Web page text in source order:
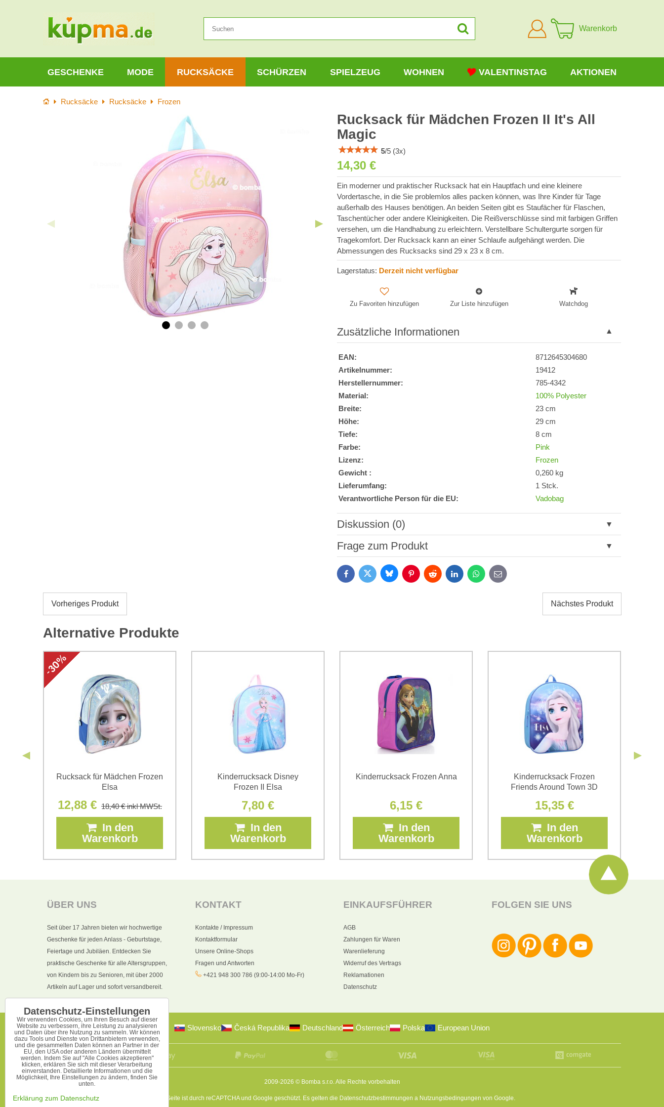
Anmelden
Warenkorb
GESCHENKE MODE RUCKSÄCKE SCHÜRZEN SPIELZEUG WOHNEN VALENTINSTAG AKTIONEN
StartseiteRucksäcke Rucksäcke Frozen
Rucksack für Mädchen Frozen II It's All
Magic
5/5 (3x)
14,30 €
Ein moderner und praktischer Rucksack hat ein Hauptfach und eine kleinere
Vordertasche, in die Sie problemlos alles packen können, was Ihre Kinder für Tage
außerhalb des Hauses benötigen. An beiden Seiten gibt es Staufächer für Flaschen,
Taschentücher oder andere Kleinigkeiten. Die Reißverschlüsse sind mit farbigen Griffen
versehen, um die Handhabung zu erleichtern. Verstellbare Schultergurte sorgen für
Tragekomfort. Der Rucksack kann an einer Schlaufe aufgehängt werden. Die
Abmessungen des Rucksacks sind 29 x 23 x 8 cm.
Lagerstatus: Derzeit nicht verfügbar
Zu Favoriten hinzufügen Zur Liste hinzufügen Watchdog
Zusätzliche Informationen
EAN:
8712645304680
Artikelnummer:
19412
Herstellernummer:
785-4342
Material:
100% Polyester
Breite:
23 cm
Höhe:
29 cm
Tiefe:
8 cm
Farbe:
Pink
Lizenz:
Frozen
Gewicht :
0,260 kg
Lieferumfang:
1 Stck.
Verantwortliche Person für die EU:
Vadobag
Diskussion (0)
Neuer Kommentar
Daten zum Zwecke der Absendung einverstanden. Ich habe
(Erforderlich)
Frage zum Produkt
FacebookTwitter BlueskyPinterestReddit LinkedInWhatsApp
E-
mail
Vorheriges Produkt Nächstes Produkt
Alternative Produkte
Rucksack für Mädchen Frozen
Elsa
12,88 € 18,40 €inkl MWSt.
In den
Warenkorb
Kinderrucksack Disney
Frozen II Elsa
7,80 €
In den
Warenkorb
Kinderrucksack Frozen Anna
6,15 €
In den
Warenkorb
Kinderrucksack Frozen
Friends Around Town 3D
15,35 €
In den
Warenkorb
ÜBER UNS
Seit über 17 Jahren bieten wir hochwertige
Geschenke für jeden Anlass - Geburtstage,
Feiertage und Jubiläen. Entdecken Sie
praktische Geschenke für alle Altersgruppen,
von Kindern bis zu Senioren, mit über 2000
Artikeln auf Lager und sofort versandbereit.
KONTAKT
Kontakte / Impressum
Kontaktformular
Unsere Online-Shops
Fragen und Antworten
+421 948 300 786 (9:00-14:00 Mo-Fr)
EINKAUFSFÜHRER
AGB
Zahlungen für Waren
Warenlieferung
Widerruf des Vertrags
Reklamationen
Datenschutz
FOLGEN SIE UNS
Slovensko Česká Republika Deutschland Österreich Polska European Union
2009-2026 © Bomba s.r.o.Alle Rechte vorbehalten
Diese Seite ist durch reCAPTCHA und Google geschützt. Es gelten die Datenschutzbestimmungen a Nutzungsbedingungen von Google.
Datenschutz-Einstellungen
Wir verwenden Cookies, um Ihren Besuch auf dieser
Website zu verbessern, ihre Leistung zu analysieren
und Daten über ihre Nutzung zu sammeln. Wir können
dazu Tools und Dienste von Drittanbietern verwenden,
und die gesammelten Daten können an Partner in der
EU, den USA oder anderen Ländern übermittelt
werden. Indem Sie auf "Alle Cookies akzeptieren"
klicken, erklären Sie sich mit dieser Verarbeitung
einverstanden. Detaillierte Informationen und die
Möglichkeit, Ihre Einstellungen zu ändern, finden Sie
unten.
Erklärung zum Datenschutz